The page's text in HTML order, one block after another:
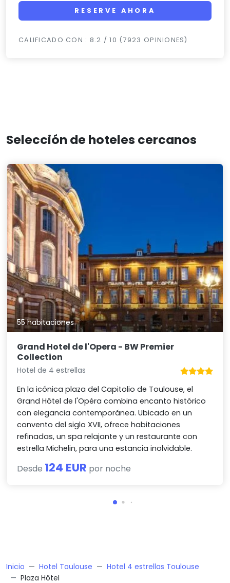
RESERVE AHORA
CALIFICADO CON : 8.2 / 10 (7923 OPINIONES)
Selección de hoteles cercanos
55 habitaciones
Grand Hotel de l'Opera - BW Premier
Collection
Hotel de 4 estrellas
En la icónica plaza del Capitolio de Toulouse, el
Grand Hôtel de l'Opéra combina encanto histórico
con elegancia contemporánea. Ubicado en un
convento del siglo XVII, ofrece habitaciones
refinadas, un spa relajante y un restaurante con
estrella Michelin, para una estancia inolvidable.
Desde 124 EUR por noche
Inicio Hotel Toulouse
Hotel 4 estrellas Toulouse
Plaza Hôtel